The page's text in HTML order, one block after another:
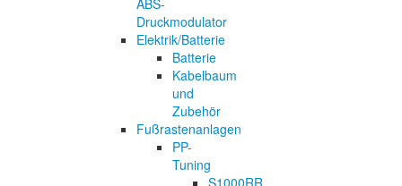
Druckmodulator
Elektrik/Batterie
Batterie
Kabelbaum
und
Zubehör
Fußrastenanlagen
PP-
Tuning
S1000RR